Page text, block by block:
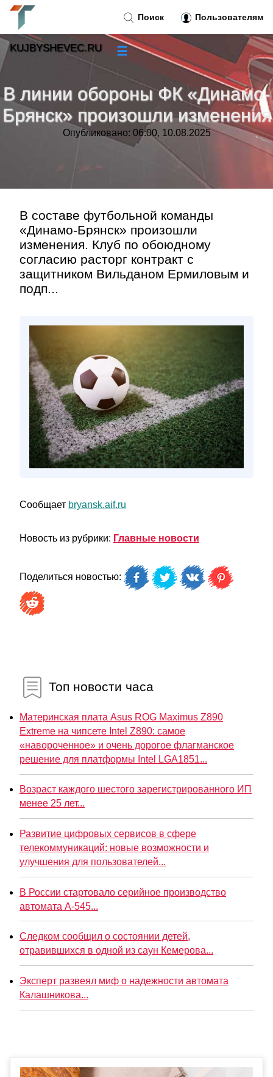
В линии обороны ФК «Динамо-
Брянск» произошли изменения
Опубликовано: 06:00, 10.08.2025
В составе футбольной команды
«Динамо-Брянск» произошли
изменения. Клуб по обоюдному
согласию расторг контракт с
защитником Вильданом Ермиловым и
подп...
Сообщает bryansk.aif.ru
Новость из рубрики: Главные новости
Поделиться новостью:
Топ новости часа
Материнская плата Asus ROG Maximus Z890
Extreme на чипсете Intel Z890: самое
«навороченное» и очень дорогое флагманское
решение для платформы Intel LGA1851...
Возраст каждого шестого зарегистрированного ИП
менее 25 лет...
Развитие цифровых сервисов в сфере
телекоммуникаций: новые возможности и
улучшения для пользователей...
В России стартовало серийное производство
автомата А-545...
Следком сообщил о состоянии детей,
отравившихся в одной из саун Кемерова...
Эксперт развеял миф о надежности автомата
Калашникова...
Поиск Пользователям
KUJBYSHEVEC.RU ☰
»
Тренды новостей»
»
Контакт»